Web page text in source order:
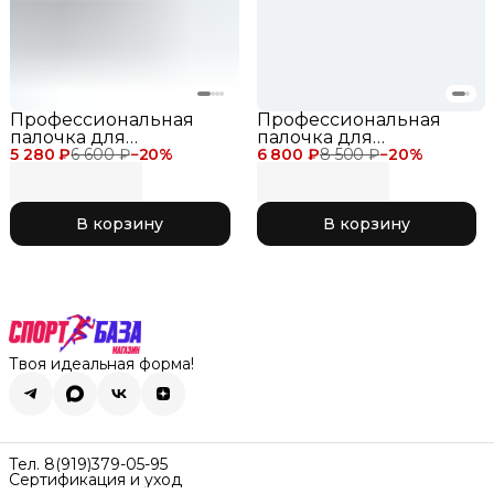
5 280 ₽6 600 ₽−20%
Профессиональная
палочка для
художественной
белая
В корзину
6 800 ₽8 500 ₽−20%
Профессиональная
палочка для
художественной
для соревнований,
цвет синий с
блестками 523
В корзину
Твоя идеальная форма!
Тел. 8(919)379-05-95
Сертификация и уход